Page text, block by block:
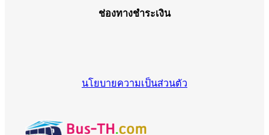
ช่องทางชำระเงิน
นโยบายความเป็นส่วนตัว